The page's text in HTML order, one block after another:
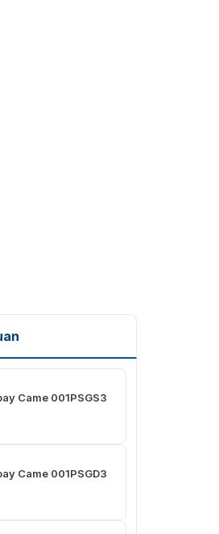
Came 001PSGS3
Came 001PSGD3